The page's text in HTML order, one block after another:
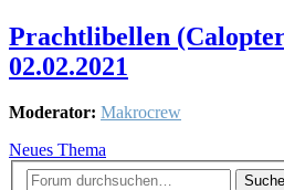
Prachtlibellen
02.02.2021
Moderator: Makrocrew
Neues Thema
Suche